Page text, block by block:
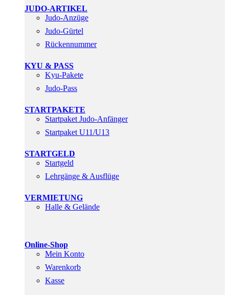
JUDO-ARTIKEL
Judo-Anzüge
Judo-Gürtel
Rückennummer
KYU & PASS
Kyu-Pakete
Judo-Pass
STARTPAKETE
Startpaket Judo-Anfänger
Startpaket U11/U13
STARTGELD
Startgeld
Lehrgänge & Ausflüge
VERMIETUNG
Halle & Gelände
Online-Shop
Mein Konto
Warenkorb
Kasse